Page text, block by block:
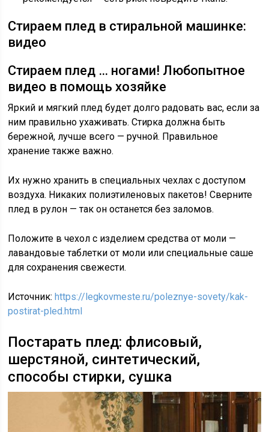
Стираем плед в стиральной машинке:
видео
Стираем плед … ногами! Любопытное
видео в помощь хозяйке
Яркий и мягкий плед будет долго радовать вас, если за
ним правильно ухаживать. Стирка должна быть
бережной, лучше всего — ручной. Правильное
хранение также важно.
Их нужно хранить в специальных чехлах с доступом
воздуха. Никаких полиэтиленовых пакетов! Сверните
плед в рулон — так он останется без заломов.
Положите в чехол с изделием средства от моли —
лавандовые таблетки от моли или специальные саше
для сохранения свежести.
Источник:https://legkovmeste.ru/poleznye-sovety/kak-
postirat-pled.html
Постарать плед: флисовый,
шерстяной, синтетический,
способы стирки, сушка